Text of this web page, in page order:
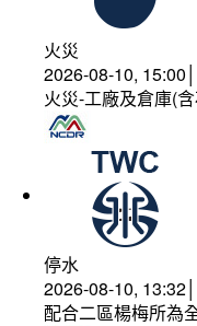
火災
2026-08-10,
火災-工廠及倉庫(
停水
2026-08-10,
配合二區楊梅所為